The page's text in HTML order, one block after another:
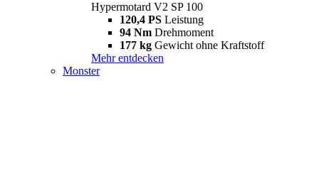
Hypermotard V2 SP 100
120,4 PS Leistung
94 Nm Drehmoment
177 kg Gewicht ohne Kraftstoff
Mehr entdecken
Monster